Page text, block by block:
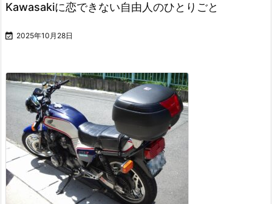
Kawasakiに恋できない自由人のひとりごと
 2025年10月28日